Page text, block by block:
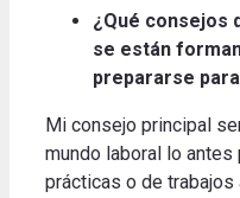
¿Qué consejos
se están
prepararse
Mi consejo principal
mundo laboral lo
prácticas o de trabajos